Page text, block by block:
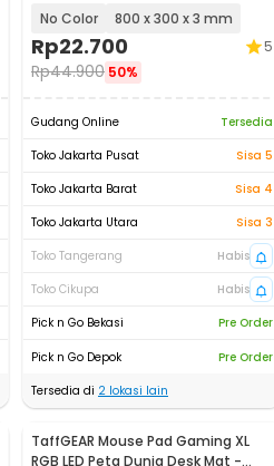
No Color
800 x 300 x 3 mm
Rp22.700
Rp44.900 50%
5
Gudang Online
Tersedia
Toko Jakarta Pusat
Sisa 5
Toko Jakarta Barat
Sisa 4
Toko Jakarta Utara
Sisa 3
Toko Tangerang
Habis
Toko Cikupa
Habis
Pick n Go Bekasi
Pre Order
Pick n Go Depok
Pre Order
Tersedia di 2 lokasi lain
TaffGEAR Mouse Pad Gaming XL
RGB LED Peta Dunia Desk Mat -